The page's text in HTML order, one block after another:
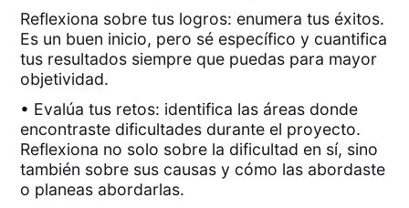
Reflexiona sobre tus logros: enumera tus éxitos.
Es un buen inicio, pero sé específico y cuantifica
tus resultados siempre que puedas para mayor
objetividad.
• Evalúa tus retos: identifica las áreas donde
encontraste dificultades durante el proyecto.
Reflexiona no solo sobre la dificultad en sí, sino
también sobre sus causas y cómo las abordaste
o planeas abordarlas.